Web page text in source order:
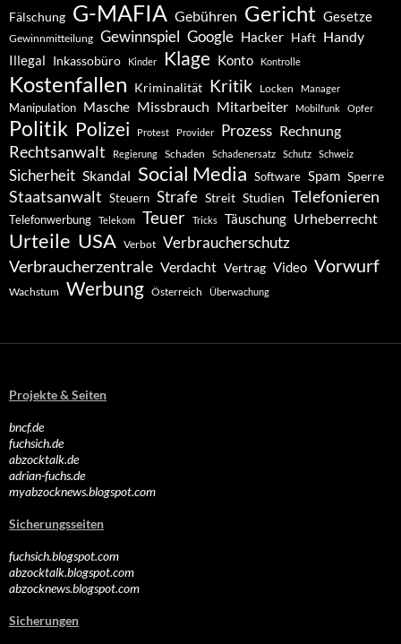
Fälschung G-MAFIA Gebühren Gericht Gesetze
Gewinnmitteilung Gewinnspiel Google Hacker Haft Handy
Illegal Inkassobüro Kinder Klage Konto Kontrolle
Kostenfallen Kriminalität Kritik Locken Manager
Manipulation Masche Missbrauch Mitarbeiter Mobilfunk Opfer
Politik Polizei Protest Provider Prozess Rechnung
Rechtsanwalt Regierung Schaden Schadenersatz Schutz Schweiz
Sicherheit Skandal Social Media Software Spam Sperre
Staatsanwalt Steuern Strafe Streit Studien Telefonieren
Telefonwerbung Telekom Teuer Tricks Täuschung Urheberrecht
Urteile USA Verbot Verbraucherschutz
Verbraucherzentrale Verdacht Vertrag Video Vorwurf
Wachstum Werbung Österreich Überwachung
Projekte & Seiten
bncf.de
fuchsich.de
abzocktalk.de
adrian-fuchs.de
myabzocknews.blogspot.com
Sicherungsseiten
fuchsich.blogspot.com
abzocktalk.blogspot.com
abzocknews.blogspot.com
Sicherungen